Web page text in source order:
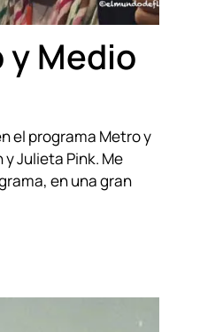
y Medio
el programa Metro y
Julieta Pink. Me
en una gran